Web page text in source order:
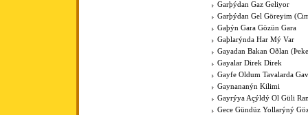
Garþýdan Gaz Geliyor
Garþýdan Gel Göreyim
Gaþýn Gara Gözün Gara
Gaþlarýnda Har Mý Var
Gayadan Bakan Oðlan
Gayalar Direk Direk
Gayfe Oldum Tavalarda
Gaynananýn Kilimi
Gayrýya Açýldý Ol Güli
Gece Gündüz Yollarýný